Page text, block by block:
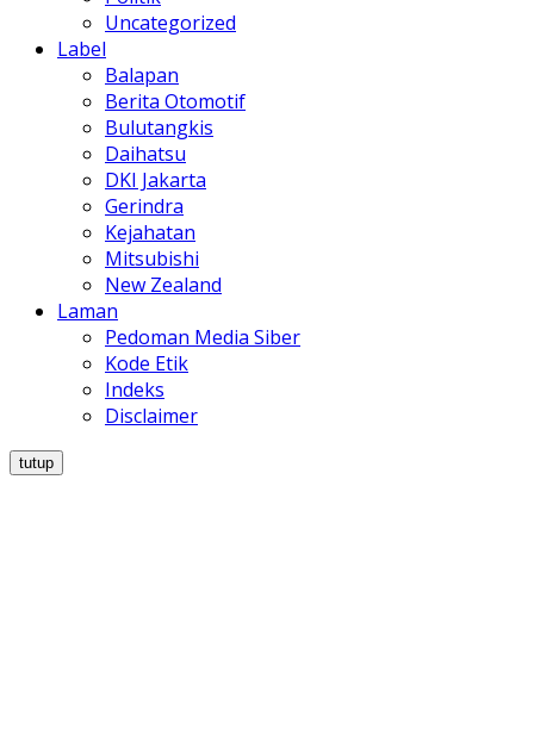
Uncategorized
Label
Balapan
Berita Otomotif
Bulutangkis
Daihatsu
DKI Jakarta
Gerindra
Kejahatan
Mitsubishi
New Zealand
Laman
Pedoman Media Siber
Kode Etik
Indeks
Disclaimer
tutup